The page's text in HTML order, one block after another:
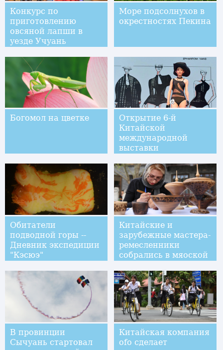
Конкурс по
приготовлению
овсяной лапши в
уезде Учуань
Море подсолнухов в
окрестностях Пекина
Богомол на цветке
Открытие 6-й
Китайской
международной
выставки
Обитатели
подводной горы --
Дневник экспедиции
"Кэсюэ"
Китайские и
зарубежные мастера-
ремесленники
собрались в мяоской
В провинции
Сычуань стартовал
Китайская компания
ofo сделает